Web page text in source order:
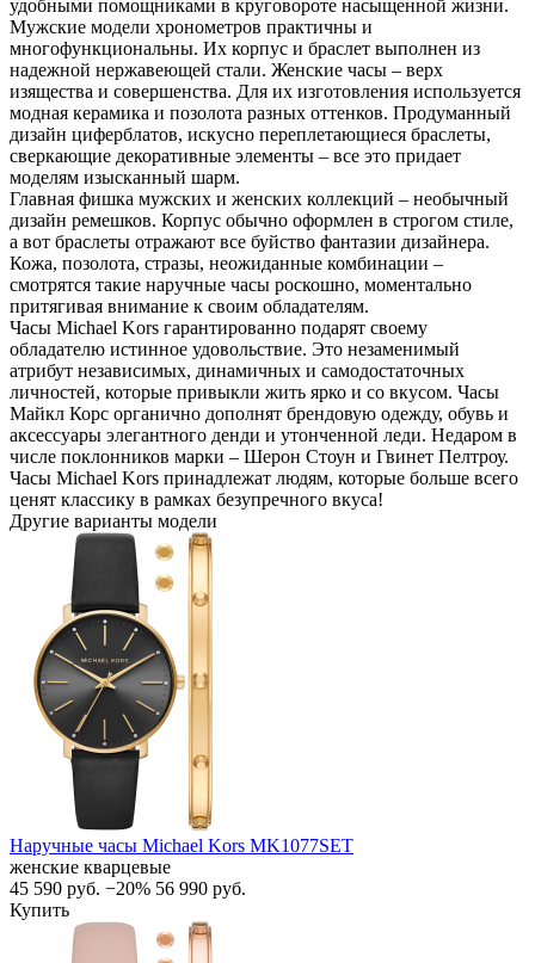
удобными помощниками в круговороте насыщенной жизни.
Мужские модели хронометров практичны и
многофункциональны. Их корпус и браслет выполнен из
надежной нержавеющей стали. Женские часы – верх
изящества и совершенства. Для их изготовления используется
модная керамика и позолота разных оттенков. Продуманный
дизайн циферблатов, искусно переплетающиеся браслеты,
сверкающие декоративные элементы – все это придает
моделям изысканный шарм.
Главная фишка мужских и женских коллекций – необычный
дизайн ремешков. Корпус обычно оформлен в строгом стиле,
а вот браслеты отражают все буйство фантазии дизайнера.
Кожа, позолота, стразы, неожиданные комбинации –
смотрятся такие наручные часы роскошно, моментально
притягивая внимание к своим обладателям.
Часы Michael Kors гарантированно подарят своему
обладателю истинное удовольствие. Это незаменимый
атрибут независимых, динамичных и самодостаточных
личностей, которые привыкли жить ярко и со вкусом. Часы
Майкл Корс органично дополнят брендовую одежду, обувь и
аксессуары элегантного денди и утонченной леди. Недаром в
числе поклонников марки – Шерон Стоун и Гвинет Пелтроу.
Часы Michael Kors принадлежат людям, которые больше всего
ценят классику в рамках безупречного вкуса!
Другие варианты модели
Наручные часы Michael Kors MK1077SET
женские кварцевые
45 590 руб. −20% 56 990 руб.
Купить